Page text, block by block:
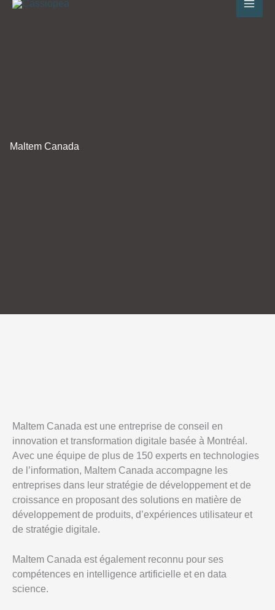
Maltem Canada
Maltem Canada est une entreprise de conseil en
innovation et transformation digitale basée à Montréal.
Avec une équipe de plus de 150 experts en technologies
de l’information, Maltem Canada accompagne les
entreprises dans leur stratégie de développement et de
croissance en proposant des solutions en matière de
développement de produits, d’expériences utilisateur et
de stratégie digitale.
Maltem Canada est également reconnu pour ses
compétences en intelligence artificielle et en data
science.